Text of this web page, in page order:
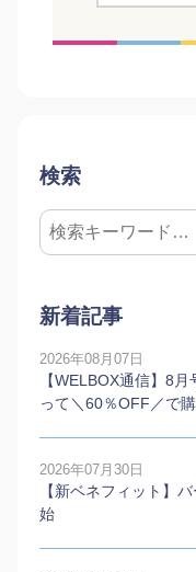
検索
新着記事
2026年08月07日
【WELBOX通信】8
って＼60％OFF／で
2026年07月30日
【新ベネフィット】
始